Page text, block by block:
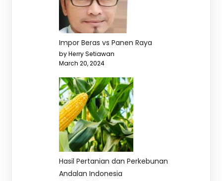
Impor Beras vs Panen Raya
by Herry Setiawan
March 20, 2024
Hasil Pertanian dan Perkebunan
Andalan Indonesia